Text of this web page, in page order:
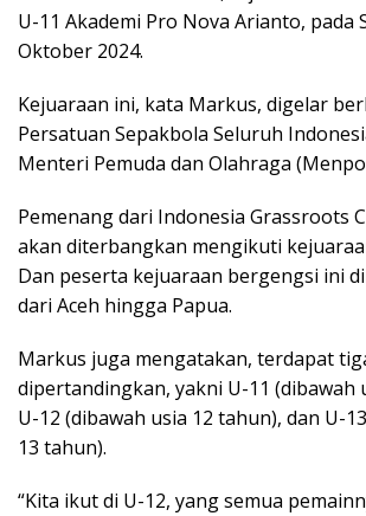
U-11 Akademi Pro Nova Arianto, pada
Oktober 2024.
Kejuaraan ini, kata Markus, digelar
Persatuan Sepakbola Seluruh
Menteri Pemuda dan Olahraga
Pemenang dari Indonesia Grassroots
akan diterbangkan mengikuti
Dan peserta kejuaraan bergengsi ini
dari Aceh hingga Papua.
Markus juga mengatakan, terdapat
dipertandingkan, yakni U-11 (dibawah
U-12 (dibawah usia 12 tahun), dan U-
13 tahun).
“Kita ikut di U-12, yang semua